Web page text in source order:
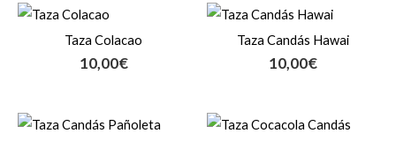
Taza Colacao
10,00€
Taza Candás Hawai
10,00€